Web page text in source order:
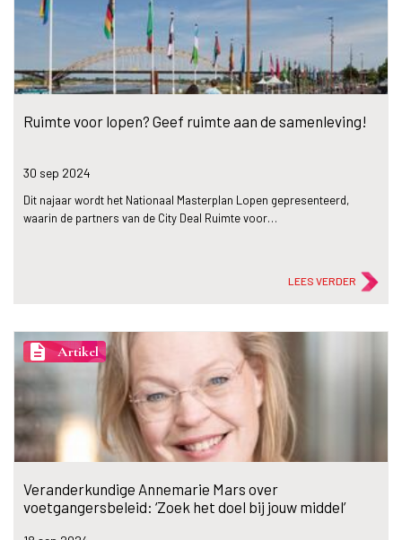
Ruimte voor lopen? Geef ruimte aan de samenleving!
30 sep 2024
Dit najaar wordt het Nationaal Masterplan Lopen gepresenteerd,
waarin de partners van de City Deal Ruimte voor…
LEES VERDER
description Artikel
Veranderkundige Annemarie Mars over
voetgangersbeleid: ‘Zoek het doel bij jouw middel’